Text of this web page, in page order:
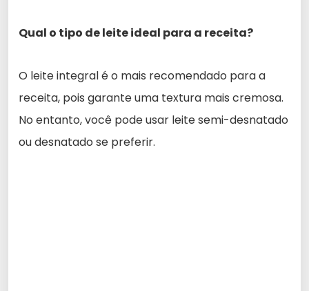
Qual o tipo de leite ideal para a receita?
O leite integral é o mais recomendado para a
receita, pois garante uma textura mais cremosa.
No entanto, você pode usar leite semi-desnatado
ou desnatado se preferir.